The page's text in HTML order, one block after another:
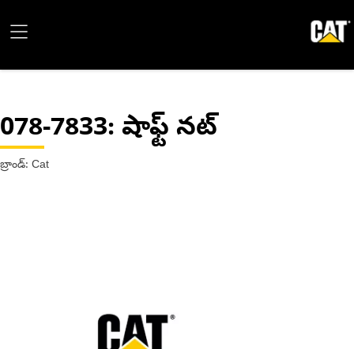
078-7833: షాఫ్ట్ నట్
బ్రాండ్: Cat